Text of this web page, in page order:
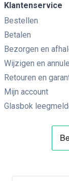
Klantenservice
Bestellen
Betalen
Bezorgen en
Wijzigen en
Retouren en
Mijn account
Glasbok